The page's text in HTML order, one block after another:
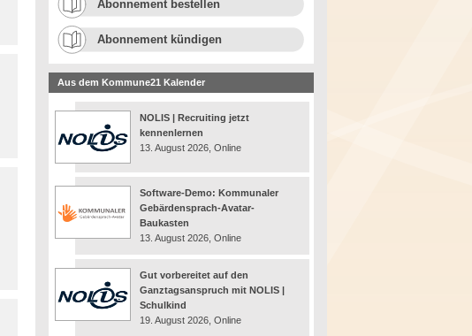
Abonnement bestellen
Abonnement kündigen
Aus dem Kommune21 Kalender
NOLIS | Recruiting jetzt
kennenlernen
13. August 2026, Online
Software-Demo: Kommunaler
Gebärdensprach-Avatar-
Baukasten
13. August 2026, Online
Gut vorbereitet auf den
Ganztagsanspruch mit NOLIS |
Schulkind
19. August 2026, Online